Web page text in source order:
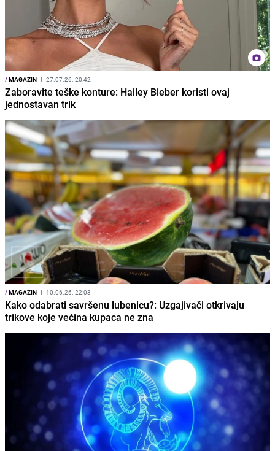
/MAGAZIN I 27.07.26. 20:42
Zaboravite teške konture: Hailey Bieber koristi ovaj
jednostavan trik
/MAGAZIN I 10.06.26. 22:03
Kako odabrati savršenu lubenicu?: Uzgajivači otkrivaju
trikove koje većina kupaca ne zna